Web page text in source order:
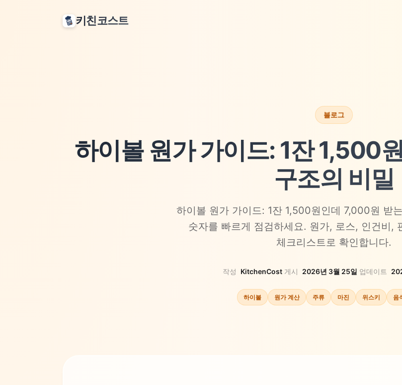
키친코스트
블로그
하이볼 원가 가이드: 1잔 1,500
구조의 비밀
하이볼 원가 가이드: 1잔 1,500원인데 7,000원 받
숫자를 빠르게 점검하세요. 원가, 로스, 인건비,
체크리스트로 확인합니다.
작성 KitchenCost 게시 2026년 3월 25일 업데이트
하이볼 원가 계산 주류 마진 위스키 음